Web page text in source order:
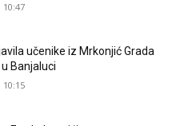
učenike iz Mrkonjić Grada
Banjaluci